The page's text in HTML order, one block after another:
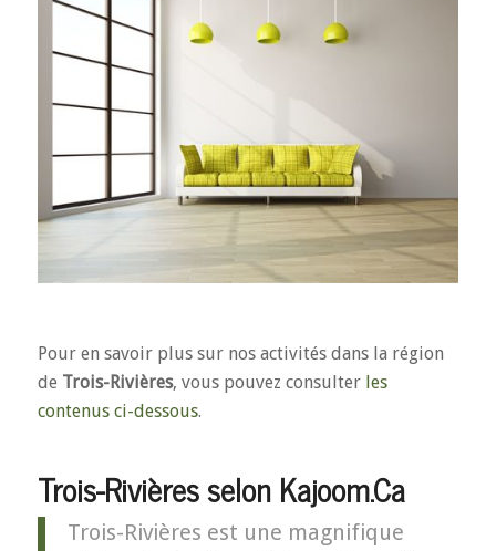
Pour en savoir plus sur nos activités dans la région
de Trois-Rivières, vous pouvez consulter les
contenus ci-dessous.
Trois-Rivières selon Kajoom.Ca
Trois-Rivières est une magnifique